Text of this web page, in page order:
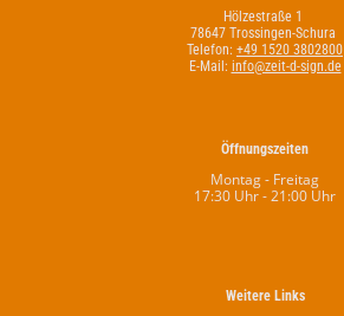
Hölzestraße 1
78647 Trossingen-Schura
Telefon: +49 1520 3802800
E-Mail: info@zeit-d-sign.de
Öffnungszeiten
Montag - Freitag
17:30 Uhr - 21:00 Uhr
Weitere Links